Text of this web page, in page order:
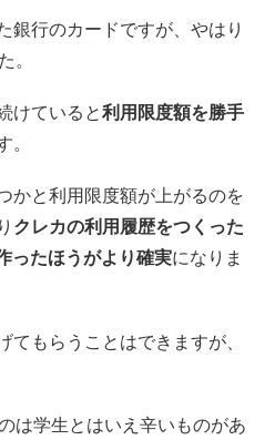
銀行のカードですが、やはり
けていると利用限度額を勝手
かと利用限度額が上がるのを
クレカの利用履歴をつくった
ったほうがより確実になりま
もらうことはできますが、
は学生とはいえ辛いものがあ